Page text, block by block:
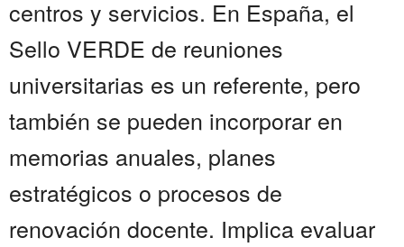
centros y servicios. En España, el
Sello VERDE de reuniones
universitarias es un referente, pero
también se pueden incorporar en
memorias anuales, planes
estratégicos o procesos de
renovación docente. Implica evaluar